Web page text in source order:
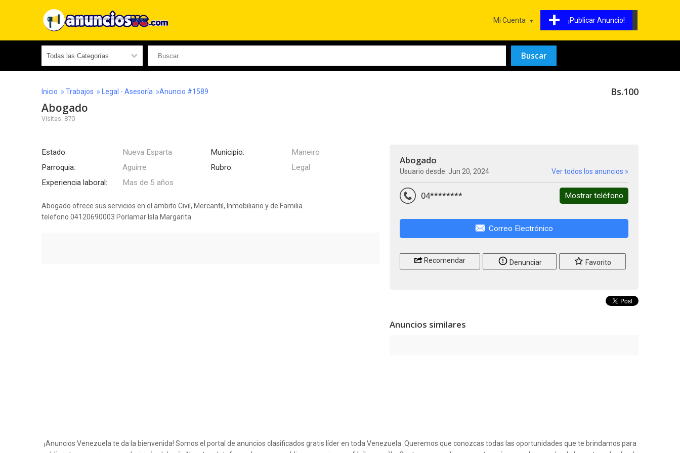
¡Publicar Anuncio!
Mi Cuenta
Inicio » Trabajos » Legal - Asesoría »Anuncio #1589 Bs.100
Abogado
Visitas: 870
Estado: Nueva Esparta Municipio:
Maneiro
Parroquia:
Aguirre Rubro:
Legal
Experiencia laboral:
Mas de 5 años
Abogado ofrece sus servicios en el ambito Civil, Mercantil, Inmobiliario y de Familia
telefono 04120690003 Porlamar Isla Margarita
Abogado
Usuario desde: Jun 20, 2024 Ver todos los anuncios »
04******** Mostrar teléfono
Correo Electrónico
Recomendar Denunciar Favorito
Anuncios similares
¡Anuncios Venezuela te da la bienvenida! Somos el portal de anuncios clasificados gratis líder en toda Venezuela. Queremos que conozcas todas las oportunidades que te brindamos para